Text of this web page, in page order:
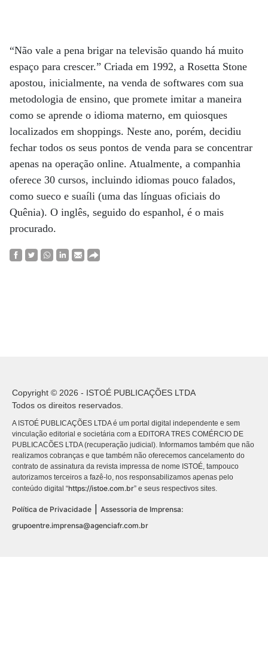
“Não vale a pena brigar na televisão quando há muito
espaço para crescer.” Criada em 1992, a Rosetta Stone
apostou, inicialmente, na venda de softwares com sua
metodologia de ensino, que promete imitar a maneira
como se aprende o idioma materno, em quiosques
localizados em shoppings. Neste ano, porém, decidiu
fechar todos os seus pontos de venda para se concentrar
apenas na operação online. Atualmente, a companhia
oferece 30 cursos, incluindo idiomas pouco falados,
como sueco e suaíli (uma das línguas oficiais do
Quênia). O inglês, seguido do espanhol, é o mais
procurado.
Copyright © 2026 - ISTOÉ PUBLICAÇÕES LTDA
Todos os direitos reservados.
A ISTOÉ PUBLICAÇÕES LTDA é um portal digital independente e sem
vinculação editorial e societária com a EDITORA TRES COMÉRCIO DE
PUBLICACÕES LTDA (recuperação judicial). Informamos também que não
realizamos cobranças e que também não oferecemos cancelamento do
contrato de assinatura da revista impressa de nome ISTOÉ, tampouco
autorizamos terceiros a fazê-lo, nos responsabilizamos apenas pelo
conteúdo digital “https://istoe.com.br” e seus respectivos sites.
Política de Privacidade | Assessoria de Imprensa:
grupoentre.imprensa@agenciafr.com.br